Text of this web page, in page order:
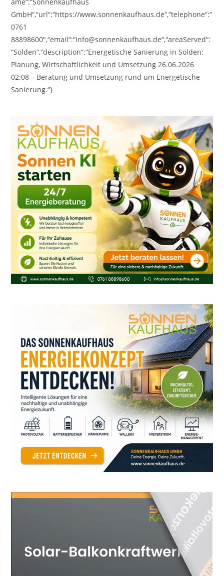
GmbH“,“url“:“https://www.sonnenkaufhaus.de“,“telephone“:“
0761
88898600″,“email“:“info@sonnenkaufhaus.de“,“areaServed“:
“Sölden“,“description“:“Energetische Sanierung in Sölden:
Planung, Wirtschaftlichkeit und Umsetzung 26.06.2026
02:08 – Beratung und Umsetzung rund um Energetische
Sanierung.“}